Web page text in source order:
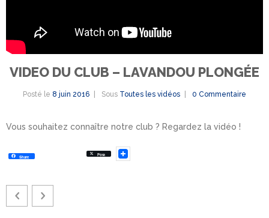
VIDEO DU CLUB – LAVANDOU PLONGÉE
Posté le 8 juin 2016 Sous Toutes les vidéos 0 Commentaire
Vous souhaitez connaître notre club ? Regardez la vidéo !
Share Post